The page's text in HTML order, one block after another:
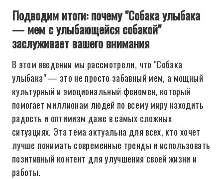
Подводим итоги: почему "Собака улыбака
— мем с улыбающейся собакой"
заслуживает вашего внимания
В этом введении мы рассмотрели, что "Собака
улыбака" — это не просто забавный мем, а мощный
культурный и эмоциональный феномен, который
помогает миллионам людей по всему миру находить
радость и оптимизм даже в самых сложных
ситуациях. Эта тема актуальна для всех, кто хочет
лучше понимать современные тренды и использовать
позитивный контент для улучшения своей жизни и
работы.